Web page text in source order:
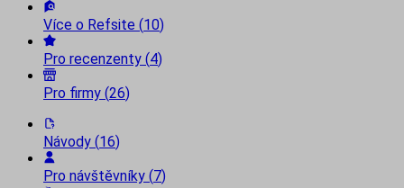
Více o Refsite (10)
Pro recenzenty (4)
Pro firmy (26)
Návody (16)
Pro návštěvníky (7)